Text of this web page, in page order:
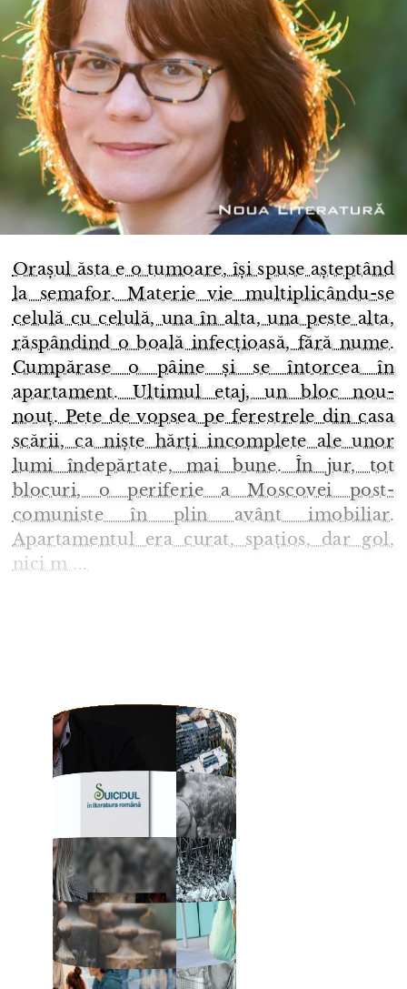
Orașul ăsta e o tumoare, își spuse așteptând
la semafor. Materie vie multiplicându-se
celulă cu celulă, una în alta, una peste alta,
răspândind o boală infecțioasă, fără nume.
Cumpărase o pâine și se întorcea în
apartament. Ultimul etaj, un bloc nou-
nouț. Pete de vopsea pe ferestrele din casa
scării, ca niște hărți incomplete ale unor
lumi îndepărtate, mai bune. În jur, tot
blocuri, o periferie a Moscovei post-
comuniste în plin avânt imobiliar.
Apartamentul era curat, spațios, dar gol,
nici m ...